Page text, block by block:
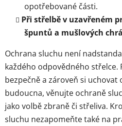
opotřebované části.
Při střelbě v uzavřeném
špuntů a mušlových
Ochrana sluchu není
každého odpovědného střelce.
bezpečně a zároveň si uchovat
budoucna, věnujte ochraně
jako volbě zbraně či střeliva.
sluchu nezapomeňte také na